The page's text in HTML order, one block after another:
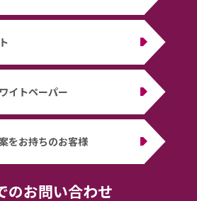
イトペーパー
をお持ちのお客様
のお問い合わせ